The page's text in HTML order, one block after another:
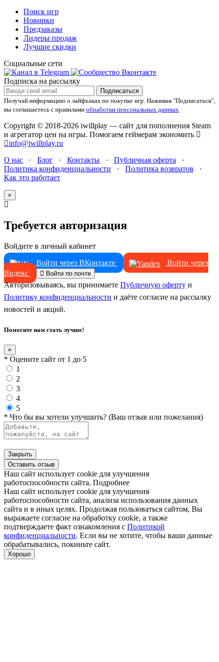
Поиск игр
Новинки
Предзаказы
Лидеры продаж
Лучшие скидки
Социальные сети
Подписка на рассылку
Подписаться
Получай информацию о лайфхаках по покупке игр. Нажимая "Подписаться",
вы соглашаетесь с правилами обработки персональных данных
Copyright © 2018-2026 iwillplay — сайт для пополнения Steam
и агрегатор цен на игры. Помогаем геймерам экономить
info@iwillplay.ru
О нас · Блог · Контакты · Публичная оферта ·
Политика конфиденциальности · Политика возвратов ·
Как это работает
×
Требуется авторизация
Войдите в личный кабинет
Войти через ВКонтакте
Войти через
Яндекс
Войти по почте
Авторизовываясь, вы принимаете Публичную оферту и
Политику конфиденциальности и даёте согласие на рассылку
новостей и акций.
Помогите нам стать лучше!
×
* Оцените сайт от 1 до 5
1
2
3
4
5
* Что бы вы хотели улучшить? (Ваш отзыв или пожелания)
Закрыть
Оставить отзыв
Наш сайт использует cookie для улучшения
работоспособности сайта. Подробнее
Наш сайт использует cookie для улучшения
работоспособности сайта, анализа использования данных
сайта и в иных целях. Продолжая пользоваться сайтом, Вы
выражаете согласие на обработку cookie, а также
подтверждаете факт ознакомления с Политикой
конфиденциальности. Если вы не хотите, чтобы ваши данные
обрабатывались, покиньте сайт.
Хорошо